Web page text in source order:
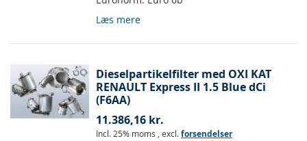
Læs mere
Dieselpartikelfilter med OXI KAT
RENAULT Express II 1.5 Blue dCi
(F6AA)
11.386,16 kr.
Incl. 25% moms , excl.forsendelser